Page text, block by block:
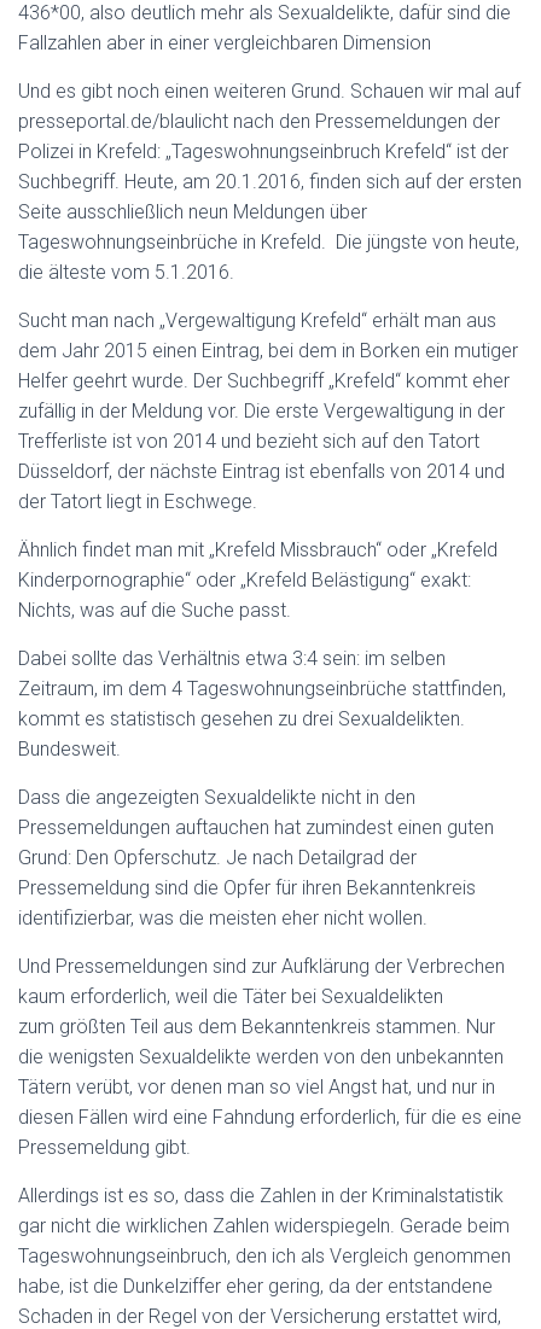
436*00, also deutlich mehr als Sexualdelikte, dafür sind die
Fallzahlen aber in einer vergleichbaren Dimension
Und es gibt noch einen weiteren Grund. Schauen wir mal auf
presseportal.de/blaulicht nach den Pressemeldungen der
Polizei in Krefeld: „Tageswohnungseinbruch Krefeld“ ist der
Suchbegriff. Heute, am 20.1.2016, finden sich auf der ersten
Seite ausschließlich neun Meldungen über
Tageswohnungseinbrüche in Krefeld. Die jüngste von heute,
die älteste vom 5.1.2016.
Sucht man nach „Vergewaltigung Krefeld“ erhält man aus
dem Jahr 2015 einen Eintrag, bei dem in Borken ein mutiger
Helfer geehrt wurde. Der Suchbegriff „Krefeld“ kommt eher
zufällig in der Meldung vor. Die erste Vergewaltigung in der
Trefferliste ist von 2014 und bezieht sich auf den Tatort
Düsseldorf, der nächste Eintrag ist ebenfalls von 2014 und
der Tatort liegt in Eschwege.
Ähnlich findet man mit „Krefeld Missbrauch“ oder „Krefeld
Kinderpornographie“ oder „Krefeld Belästigung“ exakt:
Nichts, was auf die Suche passt.
Dabei sollte das Verhältnis etwa 3:4 sein: im selben
Zeitraum, im dem 4 Tageswohnungseinbrüche stattfinden,
kommt es statistisch gesehen zu drei Sexualdelikten.
Bundesweit.
Dass die angezeigten Sexualdelikte nicht in den
Pressemeldungen auftauchen hat zumindest einen guten
Grund: Den Opferschutz. Je nach Detailgrad der
Pressemeldung sind die Opfer für ihren Bekanntenkreis
identifizierbar, was die meisten eher nicht wollen.
Und Pressemeldungen sind zur Aufklärung der Verbrechen
kaum erforderlich, weil die Täter bei Sexualdelikten
zum größten Teil aus dem Bekanntenkreis stammen. Nur
die wenigsten Sexualdelikte werden von den unbekannten
Tätern verübt, vor denen man so viel Angst hat, und nur in
diesen Fällen wird eine Fahndung erforderlich, für die es eine
Pressemeldung gibt.
Allerdings ist es so, dass die Zahlen in der Kriminalstatistik
gar nicht die wirklichen Zahlen widerspiegeln. Gerade beim
Tageswohnungseinbruch, den ich als Vergleich genommen
habe, ist die Dunkelziffer eher gering, da der entstandene
Schaden in der Regel von der Versicherung erstattet wird,